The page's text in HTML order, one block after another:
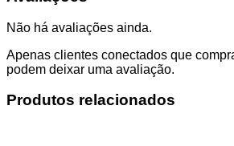
Não há avaliações ainda.
Apenas clientes conectados que
podem deixar uma avaliação.
Produtos relacionados